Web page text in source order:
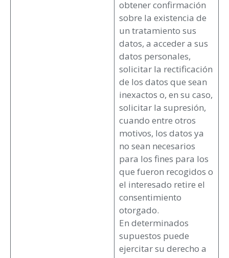
obtener confirmación
sobre la existencia de
un tratamiento sus
datos, a acceder a sus
datos personales,
solicitar la rectificación
de los datos que sean
inexactos o, en su caso,
solicitar la supresión,
cuando entre otros
motivos, los datos ya
no sean necesarios
para los fines para los
que fueron recogidos o
el interesado retire el
consentimiento
otorgado.
En determinados
supuestos puede
ejercitar su derecho a